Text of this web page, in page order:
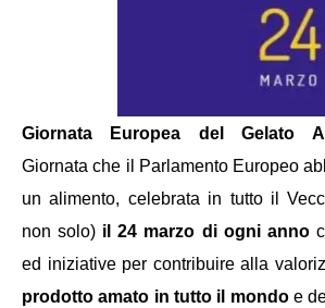
Giornata Europea del Gelato
Giornata che il Parlamento Europeo
un alimento, celebrata in tutto il
non solo) il 24 marzo di ogni anno
ed iniziative per contribuire alla
prodotto amato in tutto il mondoe